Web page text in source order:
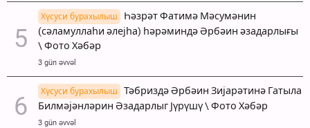
Хүсуси бурахылыш
Һәзрәт Фатимә Мәсумәнин
(сәламуллаһи әлејһа) һәрәминдә Әрбәин әзадарлығы
\ Фото Хәбәр
3 gün əvvəl
Хүсуси бурахылыш
Тәбриздә Әрбәин Зијарәтинә Гатыла
Билмәјәнләрин Әзадарлыг Јүрүшү \ Фото Хәбәр
3 gün əvvəl